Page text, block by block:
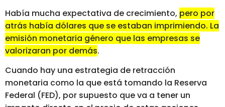
Había mucha expectativa de crecimiento, pero por
atrás había dólares que se estaban imprimiendo. La
emisión monetaria género que las empresas se
valorizaran por demás.
Cuando hay una estrategia de retracción
monetaria como la que está tomando la Reserva
Federal (FED), por supuesto que va a tener un